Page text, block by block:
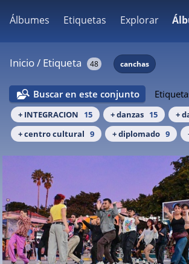
Álbumes Etiquetas Explorar
Inicio/ Etiqueta 48 canchas
Buscar en este conjunto
+ INTEGRACION
15 + danzas 15 +
+ centro cultural 9 + diplomado 9